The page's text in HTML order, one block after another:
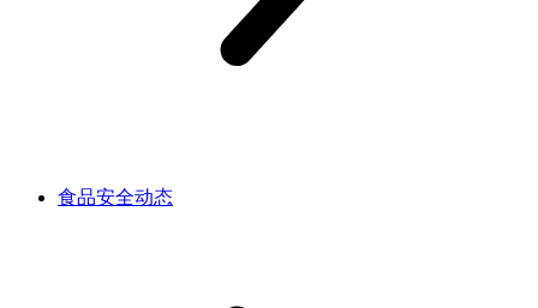
食品安全动态